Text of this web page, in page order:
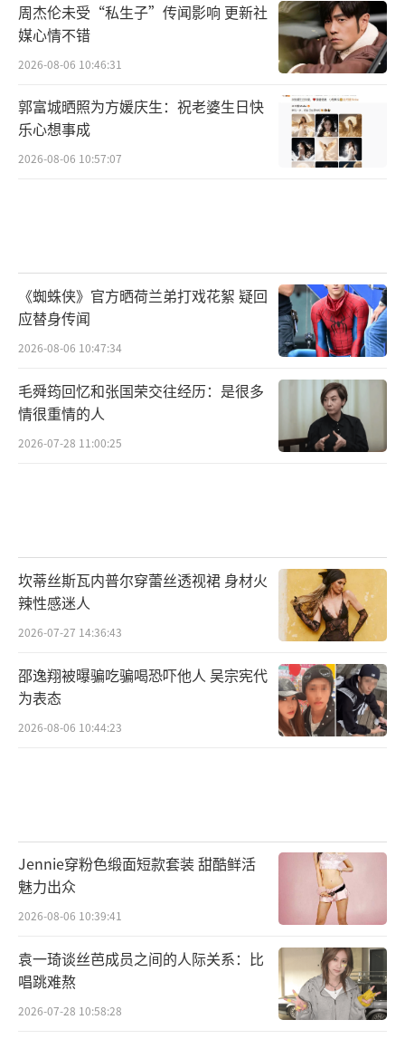
周杰伦未受“私生子”传闻影响 更新社
媒心情不错
2026-08-06 10:46:31
郭富城晒照为方媛庆生：祝老婆生日快
乐心想事成
2026-08-06 10:57:07
《蜘蛛侠》官方晒荷兰弟打戏花絮 疑回
应替身传闻
2026-08-06 10:47:34
毛舜筠回忆和张国荣交往经历：是很多
情很重情的人
2026-07-28 11:00:25
坎蒂丝斯瓦内普尔穿蕾丝透视裙 身材火
辣性感迷人
2026-07-27 14:36:43
邵逸翔被曝骗吃骗喝恐吓他人 吴宗宪代
为表态
2026-08-06 10:44:23
Jennie穿粉色缎面短款套装 甜酷鲜活
魅力出众
2026-08-06 10:39:41
袁一琦谈丝芭成员之间的人际关系：比
唱跳难熬
2026-07-28 10:58:28